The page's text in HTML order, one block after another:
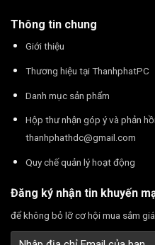
Thông tin chung
Giới thiệu
Thương hiệu tại ThanhphatPC
Danh mục sản phẩm
Hộp thư nhận góp ý và phản
thanhphathdc@gmail.com
Quy chế quản lý hoạt động
Đăng ký nhận tin khuyến
để không bỏ lỡ cơ hội mua sắm